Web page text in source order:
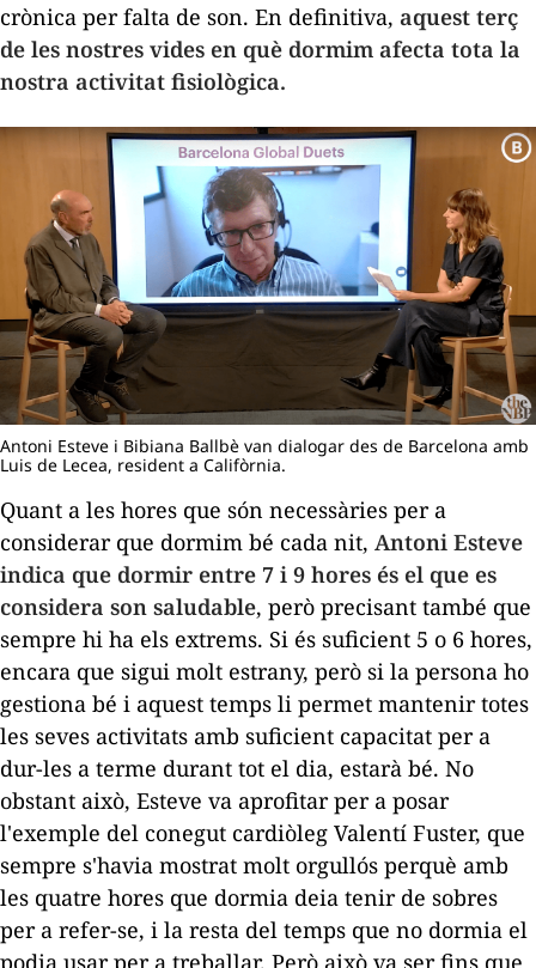
crònica per falta de son. En definitiva, aquest terç
de les nostres vides en què dormim afecta tota la
nostra activitat fisiològica.
Antoni Esteve i Bibiana Ballbè van dialogar des de Barcelona amb
Luis de Lecea, resident a Califòrnia.
Quant a les hores que són necessàries per a
considerar que dormim bé cada nit, Antoni Esteve
indica que dormir entre 7 i 9 hores és el que es
considera son saludable, però precisant també que
sempre hi ha els extrems. Si és suficient 5 o 6 hores,
encara que sigui molt estrany, però si la persona ho
gestiona bé i aquest temps li permet mantenir totes
les seves activitats amb suficient capacitat per a
dur-les a terme durant tot el dia, estarà bé. No
obstant això, Esteve va aprofitar per a posar
l'exemple del conegut cardiòleg Valentí Fuster, que
sempre s'havia mostrat molt orgullós perquè amb
les quatre hores que dormia deia tenir de sobres
per a refer-se, i la resta del temps que no dormia el
podia usar per a treballar. Però això va ser fins que